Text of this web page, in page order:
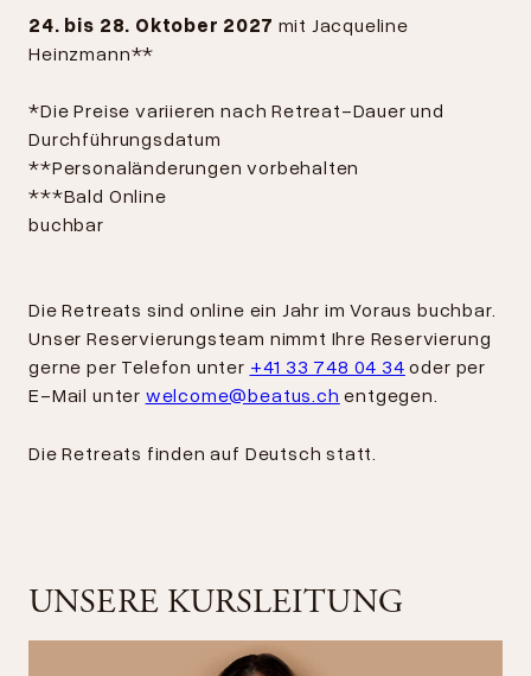
24. bis 28. Oktober 2027 mit Jacqueline
Heinzmann**
*Die Preise variieren nach Retreat-Dauer und
Durchführungsdatum
**Personaländerungen vorbehalten
***Bald Online
Die Retreats sind online ein Jahr im Voraus buchbar.
Unser Reservierungsteam nimmt Ihre Reservierung
gerne per Telefon unter +41 33 748 04 34 oder per
E-Mail unter welcome@beatus.ch entgegen.
Die Retreats finden auf Deutsch statt.
UNSERE KURSLEITUNG